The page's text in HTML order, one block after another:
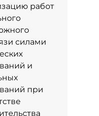
работ
силами
и
при